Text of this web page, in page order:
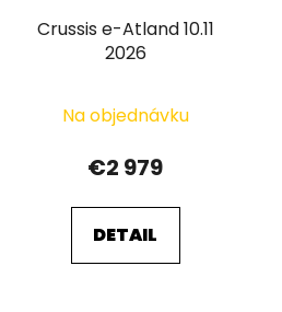
Crussis e-Atland 10.11
2026
Na objednávku
€2 979
DETAIL